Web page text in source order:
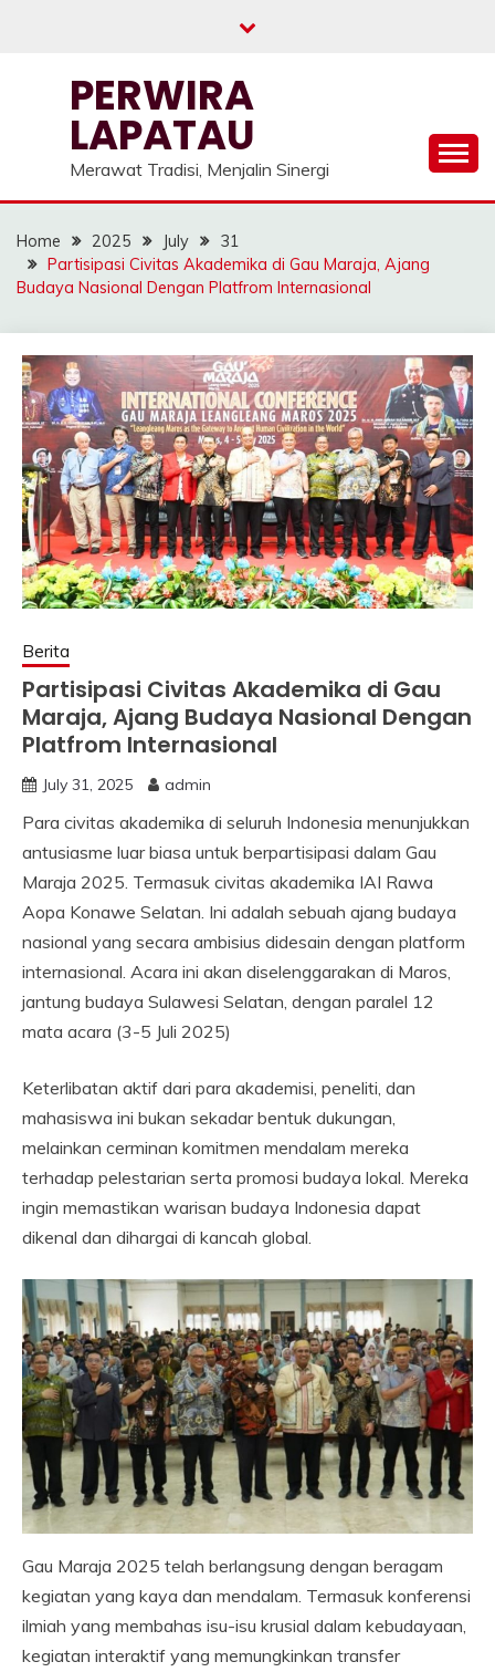
PERWIRA
LAPATAU
Merawat Tradisi, Menjalin Sinergi
Home 2025 July
31
Partisipasi Civitas Akademika di Gau Maraja, Ajang
Budaya Nasional Dengan Platfrom Internasional
Berita
Partisipasi Civitas Akademika di Gau
Maraja, Ajang Budaya Nasional Dengan
Platfrom Internasional
July 31, 2025 admin
Para civitas akademika di seluruh Indonesia menunjukkan
antusiasme luar biasa untuk berpartisipasi dalam Gau
Maraja 2025. Termasuk civitas akademika IAI Rawa
Aopa Konawe Selatan. Ini adalah sebuah ajang budaya
nasional yang secara ambisius didesain dengan platform
internasional. Acara ini akan diselenggarakan di Maros,
jantung budaya Sulawesi Selatan, dengan paralel 12
mata acara (3-5 Juli 2025)
Keterlibatan aktif dari para akademisi, peneliti, dan
mahasiswa ini bukan sekadar bentuk dukungan,
melainkan cerminan komitmen mendalam mereka
terhadap pelestarian serta promosi budaya lokal. Mereka
ingin memastikan warisan budaya Indonesia dapat
dikenal dan dihargai di kancah global.
Gau Maraja 2025 telah berlangsung dengan beragam
kegiatan yang kaya dan mendalam. Termasuk konferensi
ilmiah yang membahas isu-isu krusial dalam kebudayaan,
kegiatan interaktif yang memungkinkan transfer